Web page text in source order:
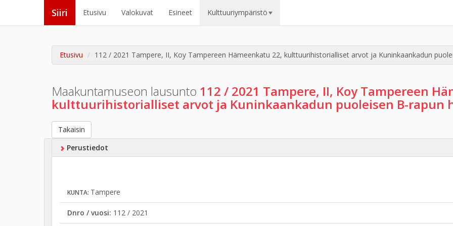
Siiri Etusivu Valokuvat Esineet Kulttuuriympäristö
Etusivu 112 / 2021 Tampere, II, Koy Tampereen Hämeenkatu 22, kulttuurihistorialliset arvot ja Kuninkaankadun
Maakuntamuseon lausunto 112 / 2021 Tampere, II, Koy Tampereen
kulttuurihistorialliset arvot ja Kuninkaankadun puoleisen B-rapun
Takaisin
Perustiedot
KUNTA: Tampere
Dnro / vuosi: 112 / 2021